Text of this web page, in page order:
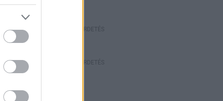
HIRDETÉS
HIRDETÉS